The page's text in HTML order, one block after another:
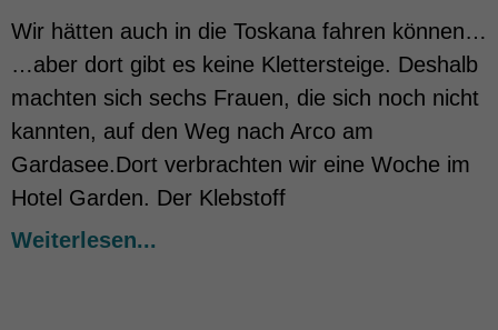
Wir hätten auch in die Toskana fahren können…
…aber dort gibt es keine Klettersteige. Deshalb
machten sich sechs Frauen, die sich noch nicht
kannten, auf den Weg nach Arco am
Gardasee.Dort verbrachten wir eine Woche im
Hotel Garden. Der Klebstoff
Weiterlesen...